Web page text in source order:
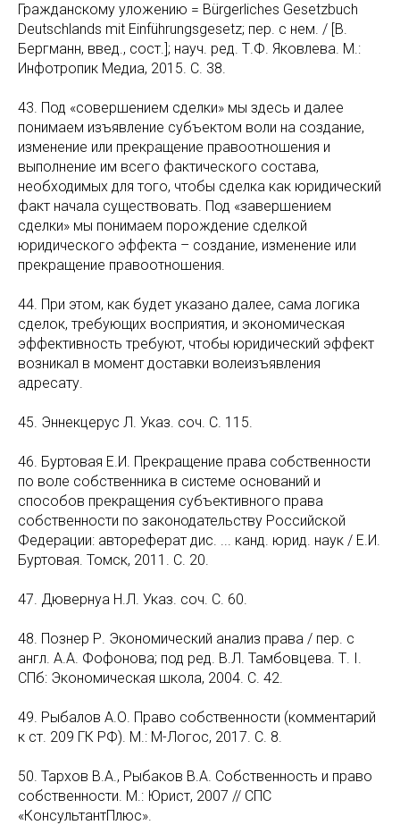
Гражданскому уложению = Bürgerliches Gesetzbuch
Deutschlands mit Einführungsgesetz; пер. с нем. / [В.
Бергманн, введ., сост.]; науч. ред. Т.Ф. Яковлева. М.:
Инфотропик Медиа, 2015. С. 38.
43. Под «совершением сделки» мы здесь и далее
понимаем изъявление субъектом воли на создание,
изменение или прекращение правоотношения и
выполнение им всего фактического состава,
необходимых для того, чтобы сделка как юридический
факт начала существовать. Под «завершением
сделки» мы понимаем порождение сделкой
юридического эффекта – создание, изменение или
прекращение правоотношения.
44. При этом, как будет указано далее, сама логика
сделок, требующих восприятия, и экономическая
эффективность требуют, чтобы юридический эффект
возникал в момент доставки волеизъявления
адресату.
45. Эннекцерус Л. Указ. соч. С. 115.
46. Буртовая Е.И. Прекращение права собственности
по воле собственника в системе оснований и
способов прекращения субъективного права
собственности по законодательству Российской
Федерации: автореферат дис. ... канд. юрид. наук / Е.И.
Буртовая. Томск, 2011. С. 20.
47. Дювернуа Н.Л. Указ. соч. С. 60.
48. Познер Р. Экономический анализ права / пер. с
англ. А.А. Фофонова; под ред. В.Л. Тамбовцева. Т. I.
СПб: Экономическая школа, 2004. С. 42.
49. Рыбалов А.О. Право собственности (комментарий
к ст. 209 ГК РФ). М.: М-Логос, 2017. С. 8.
50. Тархов В.А., Рыбаков В.А. Собственность и право
собственности. М.: Юрист, 2007 // СПС
«КонсультантПлюс».